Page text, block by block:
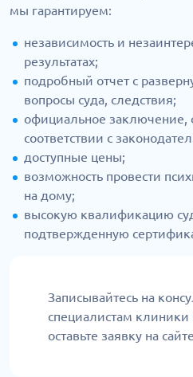
мы гарантируем:
независимость и
результатах;
подробный отчет с
вопросы суда, следствия;
официальное заключение,
соответствии с
доступные цены;
возможность провести
на дому;
высокую квалификацию
подтвержденную
Записывайтесь на
специалистам
оставьте заявку на